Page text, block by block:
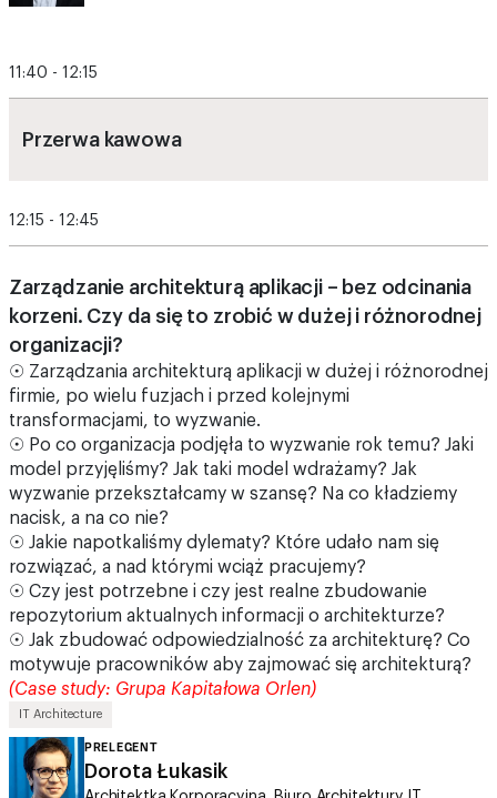
11:40 - 12:15
Przerwa kawowa
12:15 - 12:45
Zarządzanie architekturą aplikacji – bez odcinania
korzeni. Czy da się to zrobić w dużej i różnorodnej
organizacji?
☉ Zarządzania architekturą aplikacji w dużej i różnorodnej
firmie, po wielu fuzjach i przed kolejnymi
transformacjami, to wyzwanie.
☉ Po co organizacja podjęła to wyzwanie rok temu? Jaki
model przyjęliśmy? Jak taki model wdrażamy? Jak
wyzwanie przekształcamy w szansę? Na co kładziemy
nacisk, a na co nie?
☉ Jakie napotkaliśmy dylematy? Które udało nam się
rozwiązać, a nad którymi wciąż pracujemy?
☉ Czy jest potrzebne i czy jest realne zbudowanie
repozytorium aktualnych informacji o architekturze?
☉ Jak zbudować odpowiedzialność za architekturę? Co
motywuje pracowników aby zajmować się architekturą?
(Case study: Grupa Kapitałowa Orlen)
IT Architecture
PRELEGENT
Dorota Łukasik